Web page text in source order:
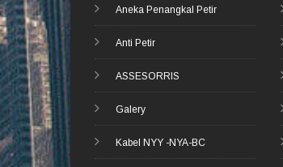
Aneka Penangkal Petir
Anti Petir
ASSESORRIS
Galery
Kabel NYY -NYA-BC